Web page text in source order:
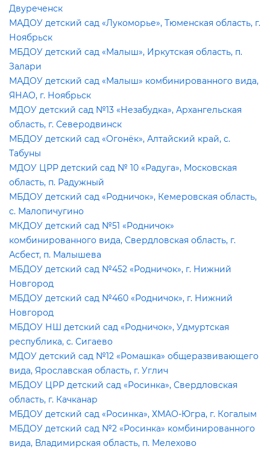
Двуреченск
МАДОУ детский сад «Лукоморье», Тюменская область, г.
Ноябрьск
МБДОУ детский сад «Малыш», Иркутская область, п.
Залари
МАДОУ детский сад «Малыш» комбинированного вида,
ЯНАО, г. Ноябрьск
МДОУ детский сад №13 «Незабудка», Архангельская
область, г. Северодвинск
МБДОУ детский сад «Огонёк», Алтайский край, с.
Табуны
МДОУ ЦРР детский сад № 10 «Радуга», Московская
область, п. Радужный
МБДОУ детский сад «Родничок», Кемеровская область,
с. Малопичугино
МКДОУ детский сад №51 «Родничок»
комбинированного вида, Свердловская область, г.
Асбест, п. Малышева
МБДОУ детский сад №452 «Родничок», г. Нижний
Новгород
МБДОУ детский сад №460 «Родничок», г. Нижний
Новгород
МБДОУ НШ детский сад «Родничок», Удмуртская
республика, с. Сигаево
МДОУ детский сад №12 «Ромашка» общеразвивающего
ида, Ярославская область, г. Углич
МБДОУ ЦРР детский сад «Росинка», Свердловская
область, г. Качканар
МБДОУ детский сад «Росинка», ХМАО-Югра, г. Когалым
МБДОУ детский сад №2 «Росинка» комбинированного
ида, Владимирская область, п. Мелехово